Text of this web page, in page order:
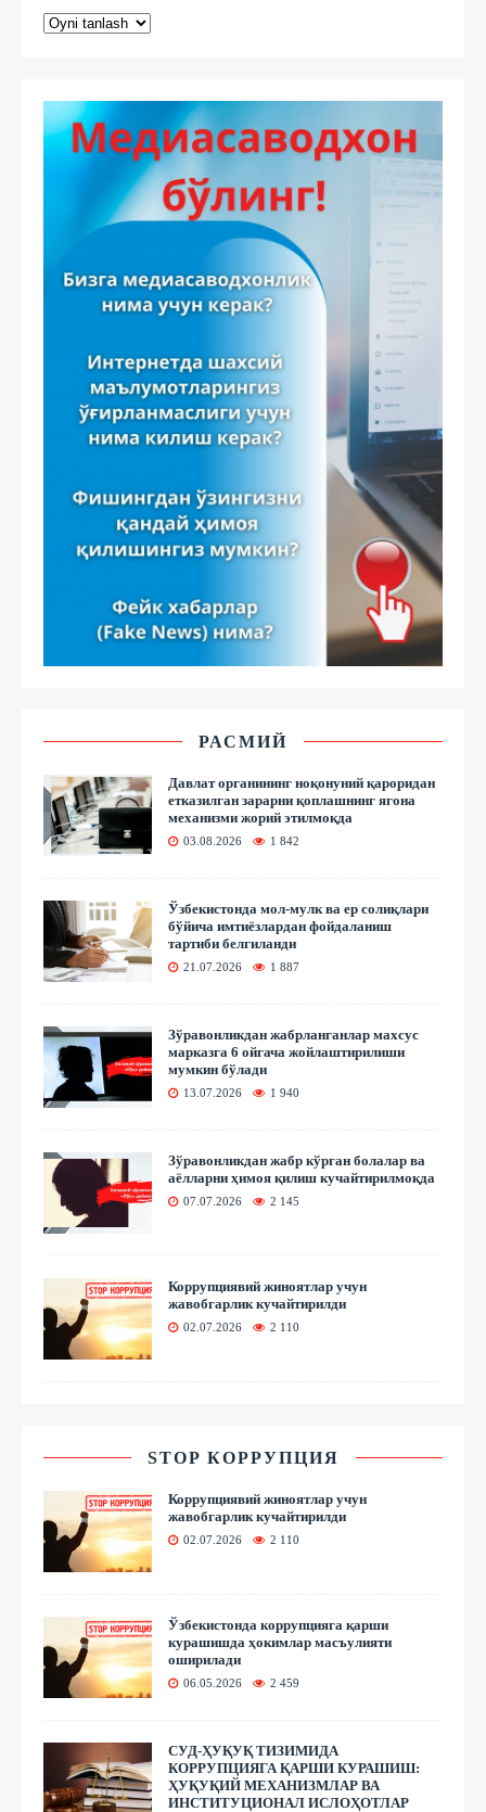
РАСМИЙ
Давлат органининг ноқонуний қароридан
етказилган зарарни қоплашнинг ягона
механизми жорий этилмоқда
03.08.2026 1 842
Ўзбекистонда мол-мулк ва ер солиқлари
бўйича имтиёзлардан фойдаланиш
тартиби белгиланди
21.07.2026 1 887
Зўравонликдан жабрланганлар махсус
марказга 6 ойгача жойлаштирилиши
мумкин бўлади
13.07.2026 1 940
Зўравонликдан жабр кўрган болалар ва
аёлларни ҳимоя қилиш кучайтирилмоқда
07.07.2026 2 145
Коррупциявий жиноятлар учун
жавобгарлик кучайтирилди
02.07.2026 2 110
STOP КОРРУПЦИЯ
Коррупциявий жиноятлар учун
жавобгарлик кучайтирилди
02.07.2026 2 110
Ўзбекистонда коррупцияга қарши
курашишда ҳокимлар масъулияти
оширилади
06.05.2026 2 459
СУД-ҲУҚУҚ ТИЗИМИДА
КОРРУПЦИЯГА ҚАРШИ КУРАШИШ:
ҲУҚУҚИЙ МЕХАНИЗМЛАР ВА
ИНСТИТУЦИОНАЛ ИСЛОҲОТЛАР